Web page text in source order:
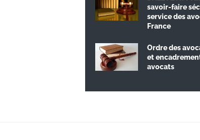
savoir-faire
service des
France
Ordre des
et
avocats